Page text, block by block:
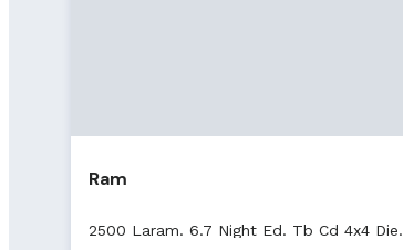
Ram
2500 Laram. 6.7 Night Ed. Tb Cd 4x4 Die.